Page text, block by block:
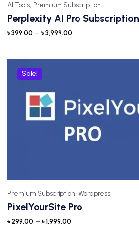
AI Tools, Premium Subscription
Perplexity AI Pro Subscription
৳399.00 – ৳3,999.00
Sale!
Premium Subscription, Wordpress
PixelYourSite Pro
৳299.00 – ৳1,999.00